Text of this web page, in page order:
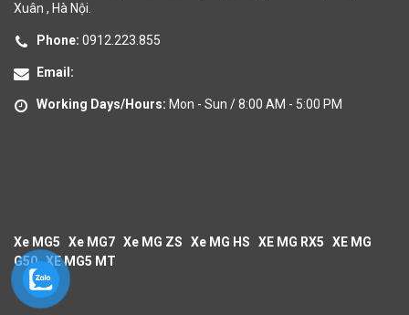
Xuân , Hà Nội.
Phone: 0912.223.855
Email:
Working Days/Hours: Mon - Sun / 8:00 AM - 5:00 PM
Xe MG5 Xe MG7 Xe MG ZS Xe MG HS XE MG RX5
XE MG
G50 XE MG5 MT